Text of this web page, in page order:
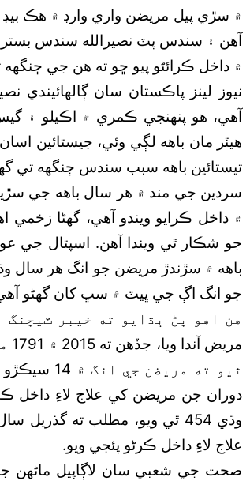
۾ سڙي پيل مريضن واري وارڊ ۾ هڪ
آهن ۽ سندس پٽ نصيرالله سندس
۾ داخل ڪرائڻو پيو ڇو ته هن جي
نيوز لينز پاڪستان سان ڳالهائيندي
آهي، هو پنهنجي ڪمري ۾ اڪيلو ۽
هيٽر مان باهه لڳي وئي، جيستائين
تيستائين باهه سبب سندس ڄنگهه تي
سردين جي مند ۾ هر سال باهه جي
۾ داخل ڪرايو ويندو آهي، گهڻا
جو شڪار ٿي ويندا آهن. اسپتال جي
باهه ۾ سڙندڙ مريضن جو انگ هر سال
جو انگ اڳ جي ڀيٽ ۾ سڀ کان گھڻو
علاج لاءِ داخل ڪرڻو پئجي ويو.
صحت جي شعبي سان لاڳاپيل ماڻهن